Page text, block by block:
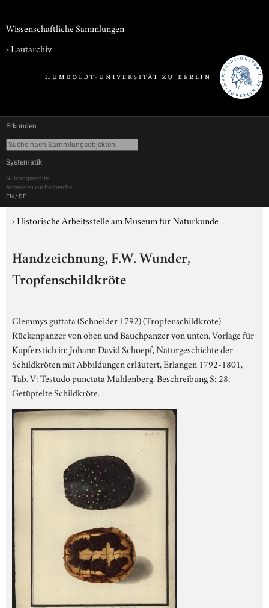
Wissenschaftliche Sammlungen
›Lautarchiv
Erkunden
Systematik
Nutzungsrechte
Anmelden zur Recherche
EN / DE
›Historische Arbeitsstelle am Museum für Naturkunde
Handzeichnung, F.W. Wunder,
Tropfenschildkröte
Clemmys guttata (Schneider 1792) (Tropfenschildkröte)
Rückenpanzer von oben und Bauchpanzer von unten. Vorlage für
Kupferstich in: Johann David Schoepf, Naturgeschichte der
Schildkröten mit Abbildungen erläutert, Erlangen 1792-1801,
Tab. V: Testudo punctata Muhlenberg. Beschreibung S: 28:
Getüpfelte Schildkröte.